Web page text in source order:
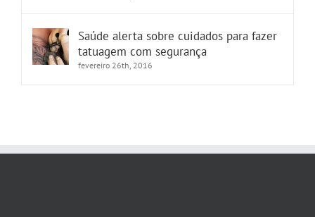
Saúde alerta sobre cuidados para fazer
tatuagem com segurança
fevereiro 26th, 2016